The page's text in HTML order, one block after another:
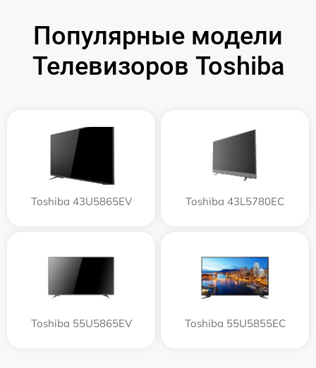
Популярные модели
Телевизоров Toshiba
Toshiba 43U5865EV Toshiba 43L5780EC
Toshiba 55U5865EV Toshiba 55U5855EC